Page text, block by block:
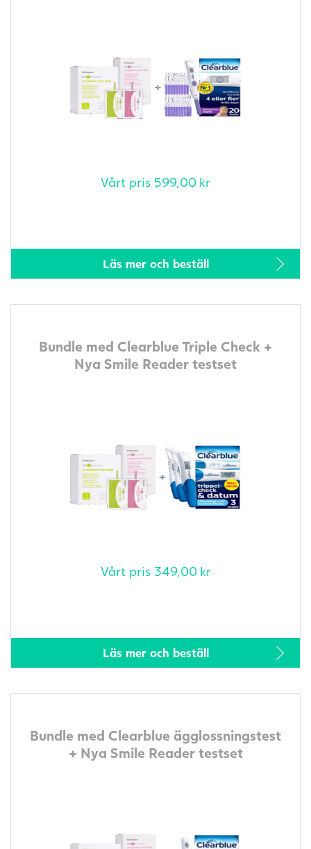
Vårt pris 599,00 kr
Läs mer och beställ
Bundle med Clearblue Triple Check +
Nya Smile Reader testset
Vårt pris 349,00 kr
Läs mer och beställ
Bundle med Clearblue ägglossningstest
+ Nya Smile Reader testset